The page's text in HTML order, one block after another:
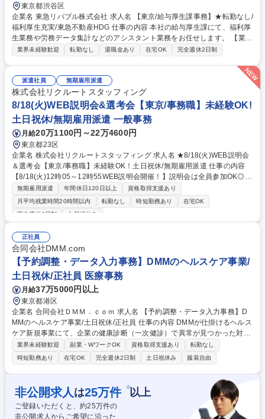
東京都渋谷区
企業名 東急リバブル株式会社 求人名 【東京/給与厚生課事務】★転勤なし/
福利厚生充実/東急不動産HDG 仕事の内容 本社の給与厚生課にて、福利厚
生業務や労務データ集計などのアシスタント業務をお任せします。 【業務
詳細】●東急共済の運用（給付金等全般） ●福利厚生業務（持株会、財形
与、厚生に関する各種データ集計業務 など 【求める人物像】◆入社後は
基本的にペアで業務を進めるため、円滑なコミュニケーションや情報共有
ができる方 ◆福利厚生の案内など、社内のメンバーを親身にサポートする
ことにやりがいを感じられる方 募集職種 【東京/給与厚生課事務】★転勤
なし/福利厚生充実/東急不動産HDG
業界未経験歓迎 転勤なし 退職金あり 在宅OK 完全週休2日制
派遣社員 無期雇用派遣
株式会社リクルートスタッフィング
8/18(火)WEB説明会&選考会【東京/事務職】未経験OK!
土日祝休/無期雇用派遣 一般事務
月給20万1100円～22万4600円
東京都23区
企業名 株式会社リクルートスタッフィング 求人名 ★8/18(火)WEB説明会
＆選考会【東京/事務職】未経験OK！土日祝休/無期雇用派遣 仕事の内容
【8/18(火)12時05～12時55WEB説明会開催！】説明会は全員参加OK◎大
手有名企業で働く「事務職」の募集です。 説明会終了後、5名様限定で
【13:00～、13:45～、14:30～、18:15～】の即日WEB面接へとご案内し
ます！ 【魅力】■就業先：総合商社や大手メーカー、金融機関など、大手
持ちで受け入れてくださるため、安心して長期的に就業できる環境です。
（実際に1社での平均勤続年数は2年以上。直接雇用になる方も年々増えて
います！） ■働きやすさ：残業は少なめ。帰りにお買い物をしたり、舞台
を見に行ったりなど、プライベートも充実させている方が多いです！ 募集
職種 ★8/18(火)WEB説明会＆選考会【東京/事務職】未経験OK！土日祝休/
無期雇用派遣
無期雇用派遣 年間休日120日以上
資格取得支援あり
月平均残業時間20時間以内
転勤なし 時短勤務あり
在宅OK
完全週休2日制
土日祝休み
正社員
合同会社DMM.com
【予約調整・データ入力事務】DMMのヘルスケア事業/
土日祝休/正社員 医療事務
月給37万5000円以上
東京都港区
企業名 合同会社ＤＭＭ．ｃｏｍ 求人名 【予約調整・データ入力事務】D
MMのヘルスケア事業/土日祝休/正社員 仕事の内容 DMMが仕掛けるヘルス
ケア新規事業にて、企業の健康診断（一次健診）で異常が見つかった対象
者へ、詳細な検査（二次健診）の受診を促すアプローチや、受診に向けた
予約日程の調整、データ入力を担当します。 健康を守るため、未受診の方
へ電話やメールで必要性を伝え受診枠を調整する、社会貢献度の高い事務
職です。■対象者抽出：一次健診結果から対象者をリスト化■受診勧奨・調
整：未申込者へ理由をヒアリングし、受診枠の確保・日程調整や質問回答
（※医療機関との調整や請求業務はなし） ■データ入力：健診結果の回収
と入力、行政提出書類の修正依頼■他部門連携：提携医療機関や社内医療
業界未経験歓迎 副業・WワークOK 資格取得支援あり
転勤なし
時短勤務あり
在宅OK 完全週休2日制 土日祝休み 服装自由
非公開求人 は25万件 ※以上
ご登録いただくと、約25万件の
非公開求人からご希望に沿った